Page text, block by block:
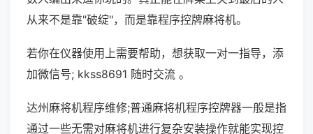
从来不是靠"破绽"，而是靠程序控牌麻将机。
若你在仪器使用上需要帮助，想获取一对一指导，添
加微信号; kkss8691 随时交流 。
达州麻将机程序维修;普通麻将机程序控牌器一般是指
通过一些无需对麻将机进行复杂安装操作就能实现控